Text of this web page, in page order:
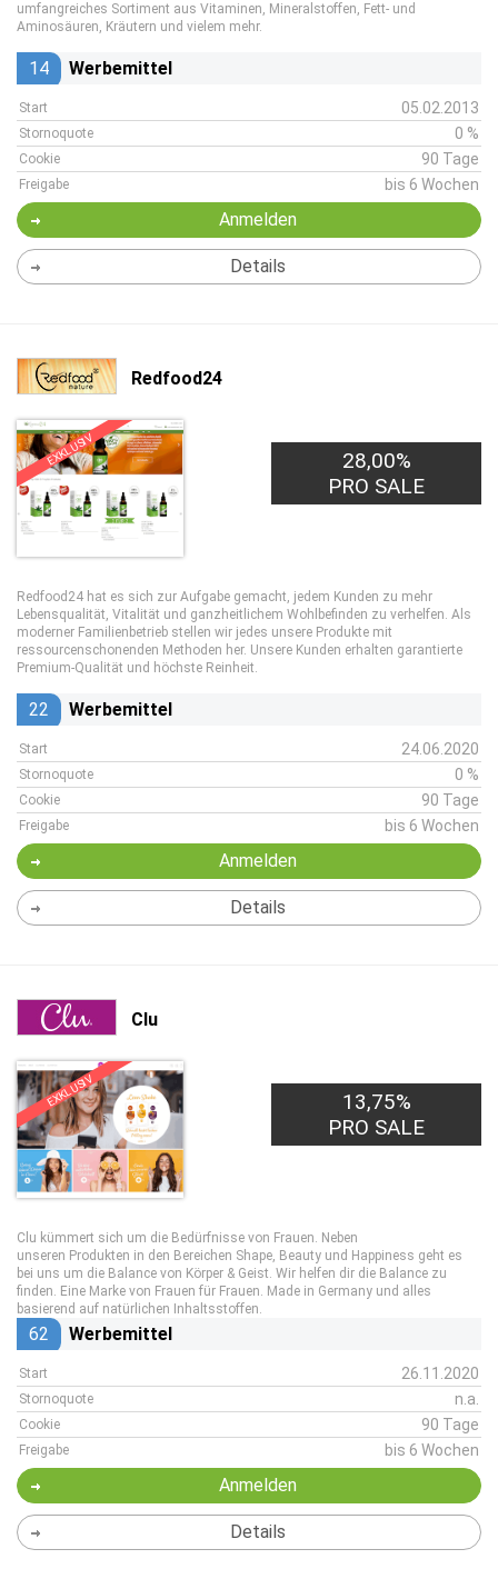
umfangreiches Sortiment aus Vitaminen, Mineralstoffen, Fett- und
Aminosäuren, Kräutern und vielem mehr.
14 Werbemittel
Start 05.02.2013
Stornoquote 0 %
Cookie 90 Tage
Freigabe bis 6 Wochen
Anmelden
Details
Redfood24
EXKLUSIV
28,00%
PRO SALE
Redfood24 hat es sich zur Aufgabe gemacht, jedem Kunden zu mehr
Lebensqualität, Vitalität und ganzheitlichem Wohlbefinden zu verhelfen. Als
moderner Familienbetrieb stellen wir jedes unsere Produkte mit
ressourcenschonenden Methoden her. Unsere Kunden erhalten garantierte
Premium-Qualität und höchste Reinheit.
22 Werbemittel
Start 24.06.2020
Stornoquote 0 %
Cookie 90 Tage
Freigabe bis 6 Wochen
Anmelden
Details
Clu
EXKLUSIV
13,75%
PRO SALE
Clu kümmert sich um die Bedürfnisse von Frauen. Neben
unseren Produkten in den Bereichen Shape, Beauty und Happiness geht es
bei uns um die Balance von Körper & Geist. Wir helfen dir die Balance zu
finden. Eine Marke von Frauen für Frauen. Made in Germany und alles
basierend auf natürlichen Inhaltsstoffen.
62 Werbemittel
Start 26.11.2020
Stornoquote n.a.
Cookie 90 Tage
Freigabe bis 6 Wochen
Anmelden
Details